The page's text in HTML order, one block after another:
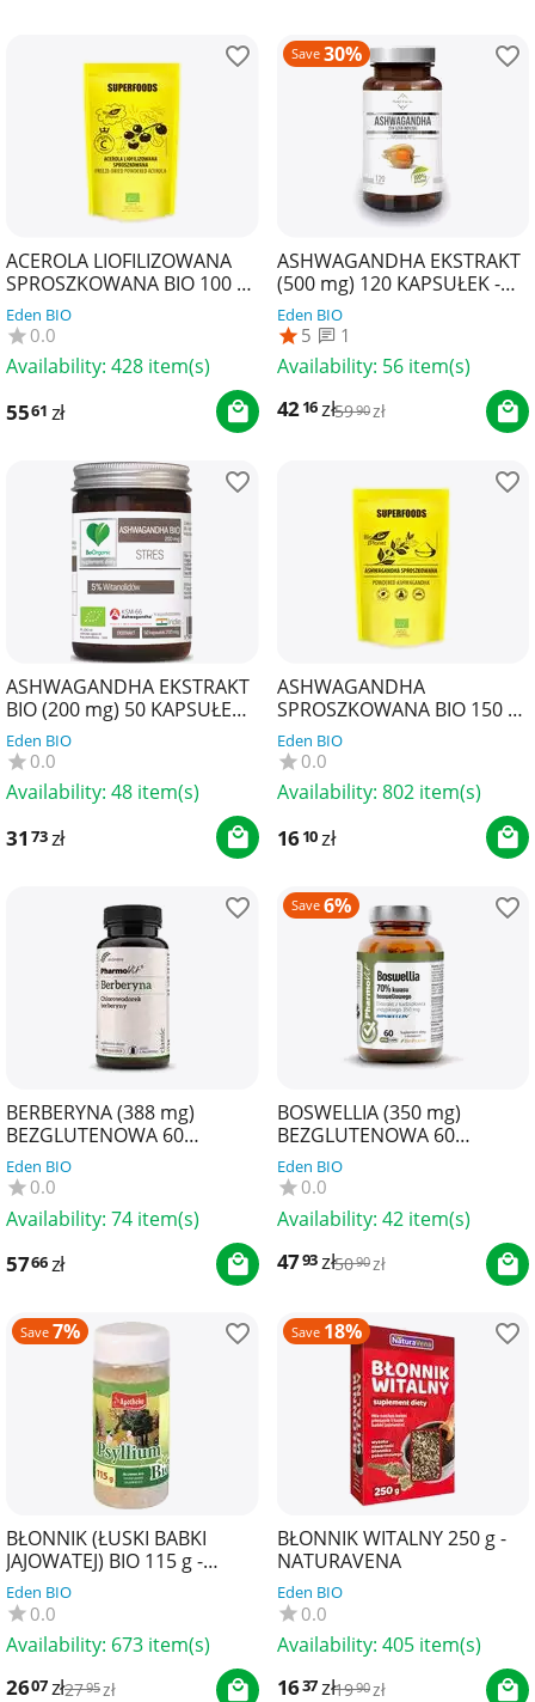
ACEROLA LIOFILIZOWANA
SPROSZKOWANA BIO 100 g -
BIO PLANET SUPERFOODS
Eden BIO
0.0
Availability: 428 item(s)
5561 zł
Save 30%
ASHWAGANDHA EKSTRAKT
(500 mg) 120 KAPSUŁEK -
SOUL FARM
Eden BIO
5 1
Availability: 56 item(s)
4216zł5990zł
ASHWAGANDHA EKSTRAKT
BIO (200 mg) 50 KAPSUŁEK -
BE ORGANIC
Eden BIO
0.0
Availability: 48 item(s)
31 73zł
ASHWAGANDHA
SPROSZKOWANA BIO 150 g -
BIO PLANET SUPERFOODS
Eden BIO
0.0
Availability: 802 item(s)
1610zł
BERBERYNA (388 mg)
BEZGLUTENOWA 60
KAPSUŁEK - PHARMOVIT
(CLASSIC)
Eden BIO
0.0
Availability: 74 item(s)
5766zł
Save 6%
BOSWELLIA (350 mg)
BEZGLUTENOWA 60
KAPSUŁEK - PHARMOVIT
(CLEAN LABEL)
Eden BIO
0.0
Availability: 42 item(s)
4793zł5090 zł
Save 7%
BŁONNIK (ŁUSKI BABKI
JAJOWATEJ) BIO 115 g -
APOTHEKE
Eden BIO
0.0
Availability: 673 item(s)
2607zł2795zł
Save 18%
BŁONNIK WITALNY 250 g -
NATURAVENA
Eden BIO
0.0
Availability: 405 item(s)
1637zł1990zł